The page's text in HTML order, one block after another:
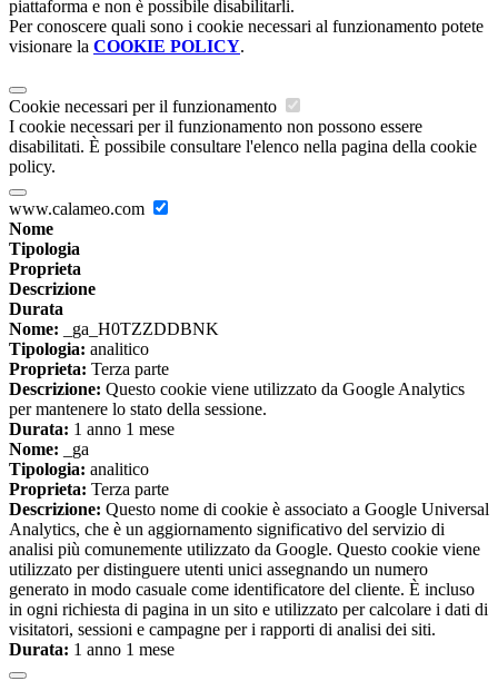
piattaforma e non è possibile disabilitarli.
Per conoscere quali sono i cookie necessari al funzionamento potete
visionare la COOKIE POLICY.
Cookie necessari per il funzionamento
I cookie necessari per il funzionamento non possono essere
disabilitati. È possibile consultare l'elenco nella pagina della cookie
policy.
www.calameo.com
Nome
Tipologia
Proprieta
Descrizione
Durata
Nome: _ga_H0TZZDDBNK
Tipologia: analitico
Proprieta: Terza parte
Descrizione: Questo cookie viene utilizzato da Google Analytics
per mantenere lo stato della sessione.
Durata: 1 anno 1 mese
Nome: _ga
Tipologia: analitico
Proprieta: Terza parte
Descrizione: Questo nome di cookie è associato a Google Universal
Analytics, che è un aggiornamento significativo del servizio di
analisi più comunemente utilizzato da Google. Questo cookie viene
utilizzato per distinguere utenti unici assegnando un numero
generato in modo casuale come identificatore del cliente. È incluso
in ogni richiesta di pagina in un sito e utilizzato per calcolare i dati di
visitatori, sessioni e campagne per i rapporti di analisi dei siti.
Durata: 1 anno 1 mese